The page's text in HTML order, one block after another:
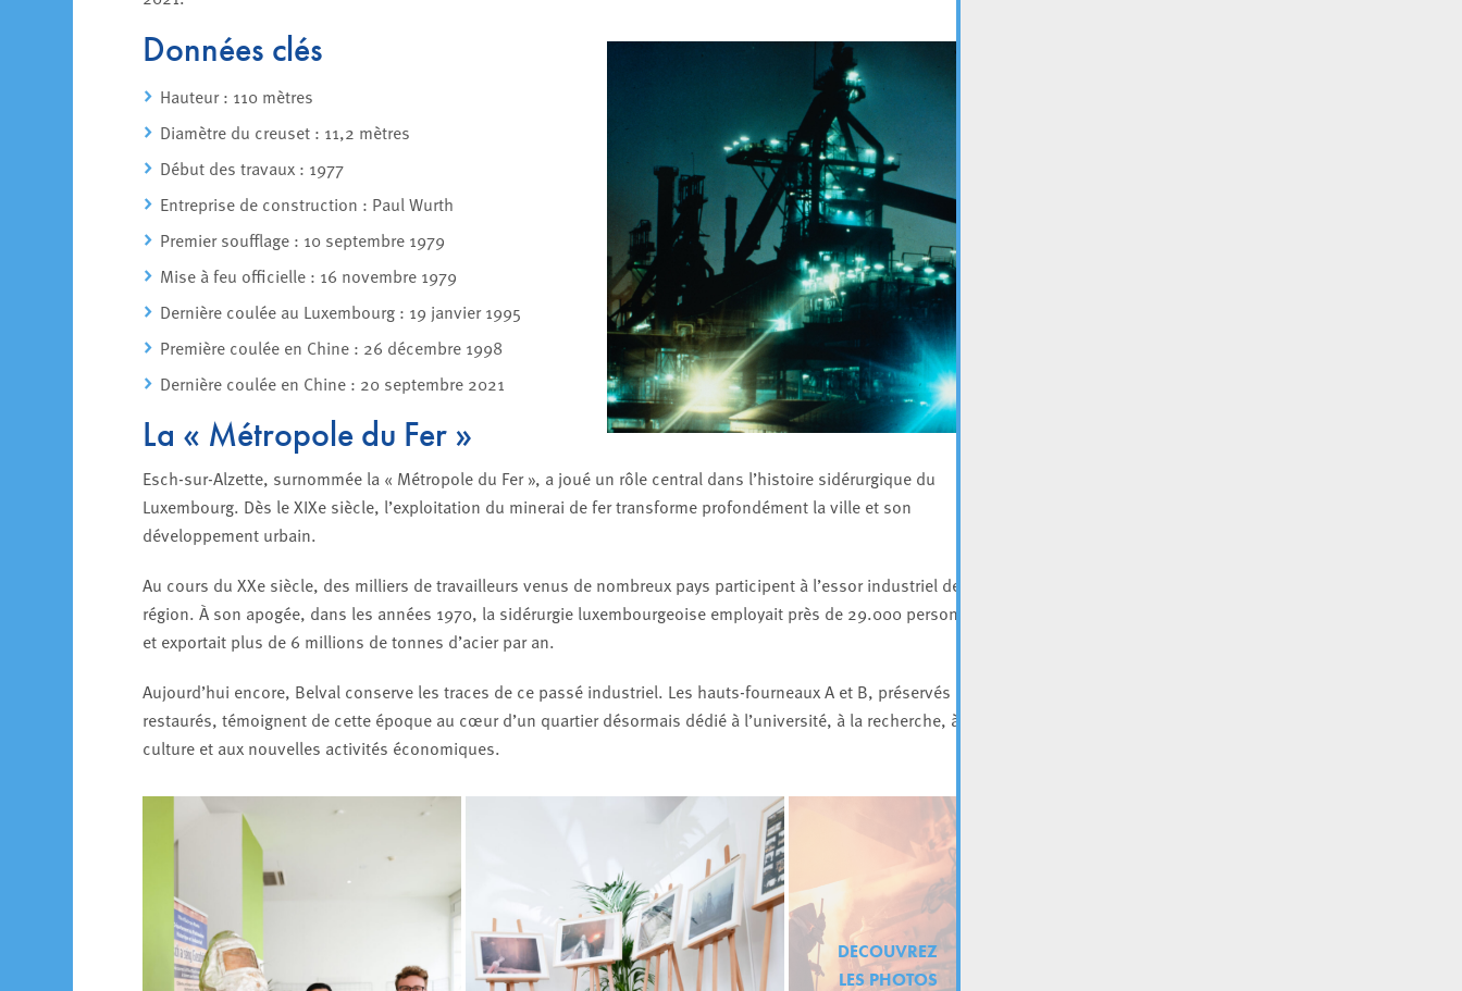
Données clés
Hauteur : 110 mètres
Diamètre du creuset : 11,2 mètres
Début des travaux : 1977
Entreprise de construction : Paul Wurth
Premier soufflage : 10 septembre 1979
Mise à feu officielle : 16 novembre 1979
Dernière coulée au Luxembourg : 19 janvier 1995
Première coulée en Chine : 26 décembre 1998
Dernière coulée en Chine : 20 septembre 2021
La « Métropole du Fer »
Esch-sur-Alzette, surnommée la « Métropole du Fer », a joué un rôle central dans l’histoire sidérurgique du
Luxembourg. Dès le XIXe siècle, l’exploitation du minerai de fer transforme profondément la ville et son
développement urbain.
Au cours du XXe siècle, des milliers de travailleurs venus de nombreux pays participent à l’essor industriel de la
région. À son apogée, dans les années 1970, la sidérurgie luxembourgeoise employait près de 29.000 personnes
et exportait plus de 6 millions de tonnes d’acier par an.
Aujourd’hui encore, Belval conserve les traces de ce passé industriel. Les hauts-fourneaux A et B, préservés et
restaurés, témoignent de cette époque au cœur d’un quartier désormais dédié à l’université, à la recherche, à la
culture et aux nouvelles activités économiques.
DECOUVREZ
LES PHOTOS